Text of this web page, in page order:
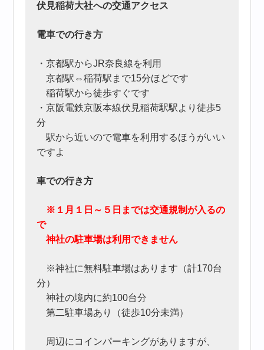
伏見稲荷大社への交通アクセス
電車での行き方
・京都駅からJR奈良線を利用
京都駅⇔稲荷駅まで15分ほどです
稲荷駅から徒歩すぐです
・京阪電鉄京阪本線伏見稲荷駅駅より徒歩5
分
駅から近いので電車を利用するほうがいい
ですよ
車での行き方
※１月１日～５日までは交通規制が入るの
で
神社の駐車場は利用できません
※神社に無料駐車場はあります（計170台
分）
神社の境内に約100台分
第二駐車場あり（徒歩10分未満）
周辺にコインパーキングがありますが、